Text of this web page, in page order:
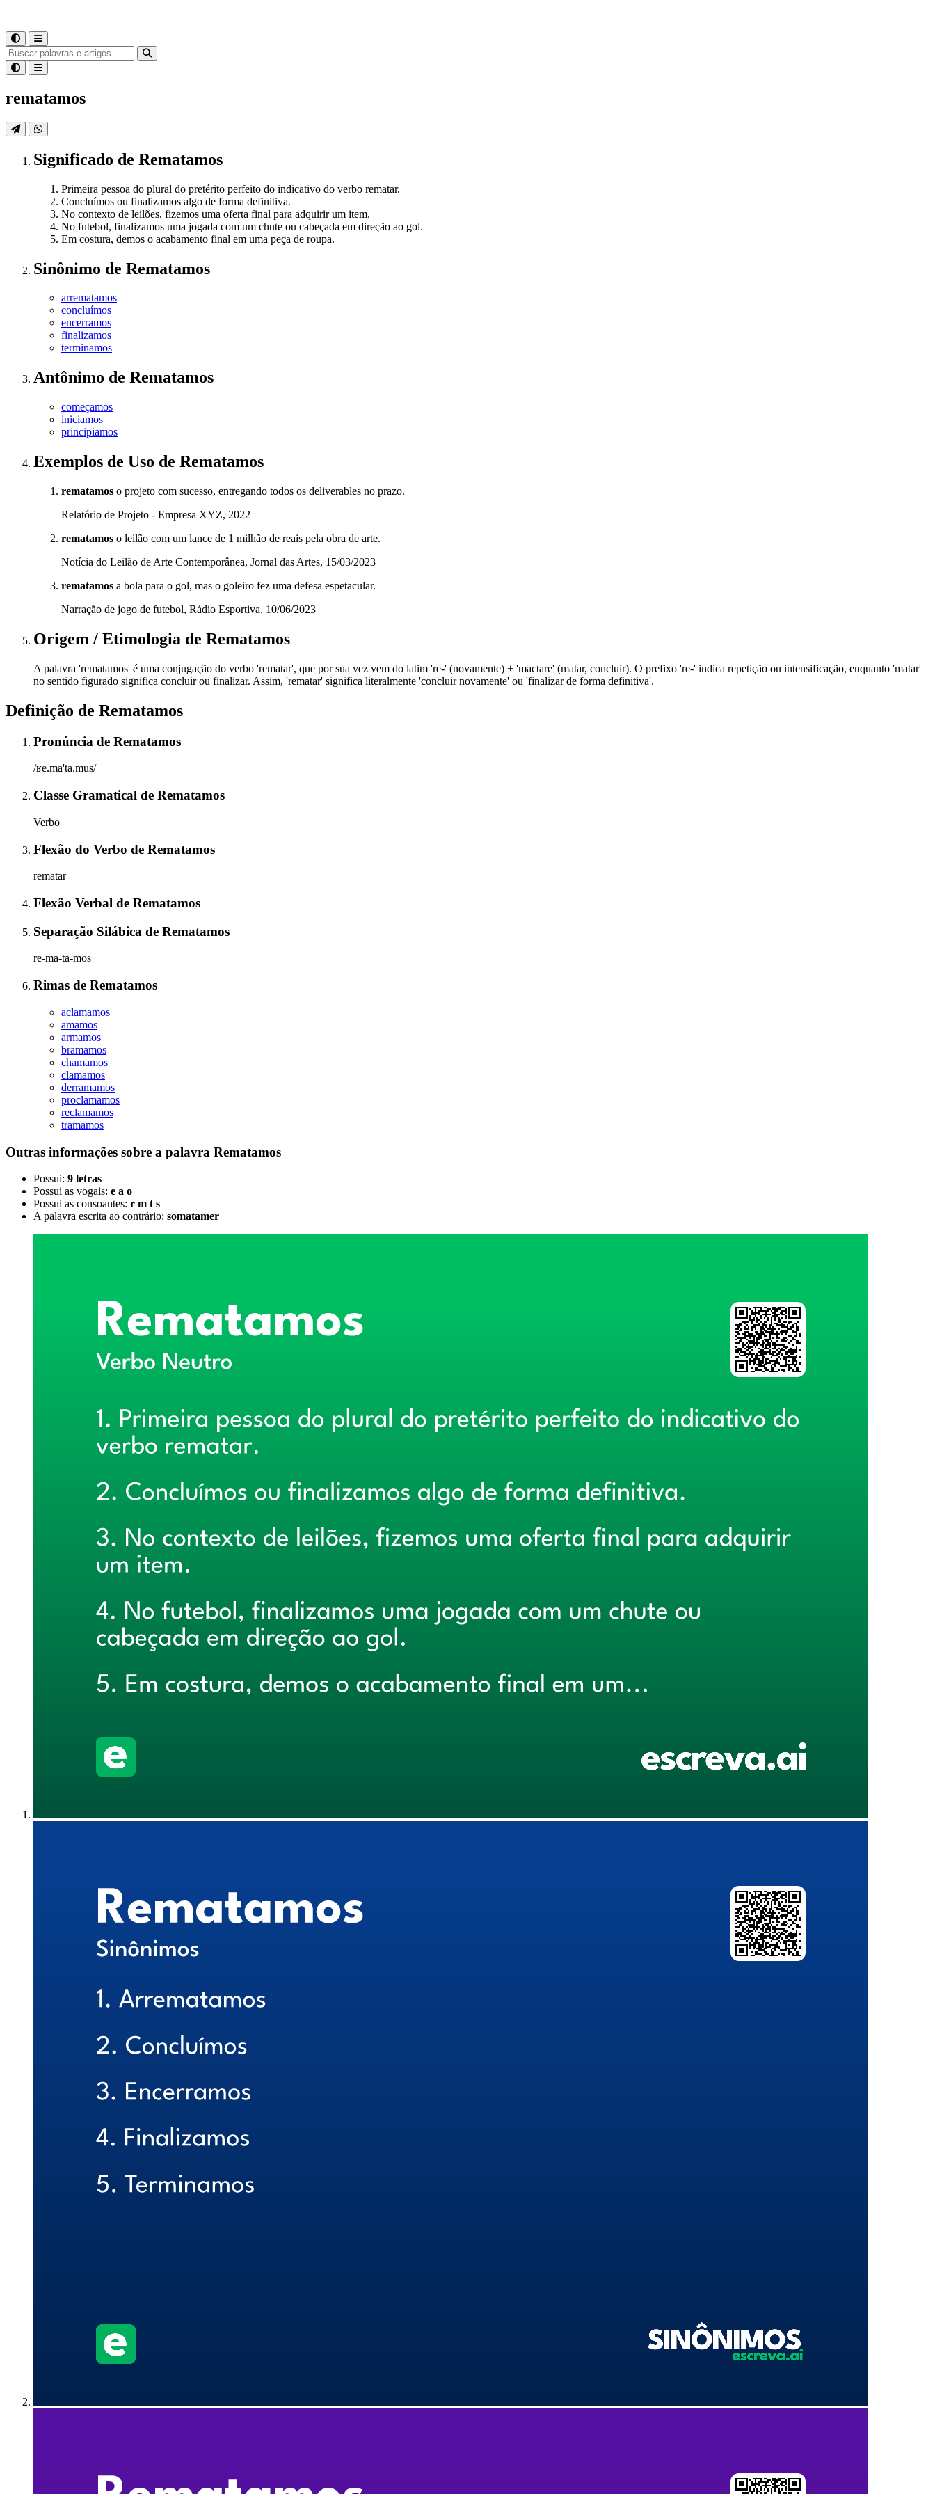
rematamos
Significado de Rematamos
Primeira pessoa do plural do pretérito perfeito do indicativo do verbo rematar.
Concluímos ou finalizamos algo de forma definitiva.
No contexto de leilões, fizemos uma oferta final para adquirir um item.
No futebol, finalizamos uma jogada com um chute ou cabeçada em direção ao gol.
Em costura, demos o acabamento final em uma peça de roupa.
Sinônimo de Rematamos
arrematamos
concluímos
encerramos
finalizamos
terminamos
Antônimo de Rematamos
começamos
iniciamos
principiamos
Exemplos de Uso de Rematamos
rematamos o projeto com sucesso, entregando todos os deliverables no prazo.
Relatório de Projeto - Empresa XYZ, 2022
rematamos o leilão com um lance de 1 milhão de reais pela obra de arte.
Notícia do Leilão de Arte Contemporânea, Jornal das Artes, 15/03/2023
rematamos a bola para o gol, mas o goleiro fez uma defesa espetacular.
Narração de jogo de futebol, Rádio Esportiva, 10/06/2023
Origem / Etimologia de Rematamos
A palavra 'rematamos' é uma conjugação do verbo 'rematar', que por sua vez vem do latim 're-' (novamente) + 'mactare' (matar, concluir). O prefixo 're-' indica repetição ou intensificação, enquanto 'matar'
no sentido figurado significa concluir ou finalizar. Assim, 'rematar' significa literalmente 'concluir novamente' ou 'finalizar de forma definitiva'.
Definição de Rematamos
Pronúncia de Rematamos
/ʁe.ma'ta.mus/
Classe Gramatical de Rematamos
Verbo
Flexão do Verbo de Rematamos
rematar
Flexão Verbal de Rematamos
Separação Silábica de Rematamos
re-ma-ta-mos
Rimas de Rematamos
aclamamos
amamos
armamos
bramamos
chamamos
clamamos
derramamos
proclamamos
reclamamos
tramamos
Outras informações sobre a palavra Rematamos
Possui: 9 letras
Possui as vogais: e a o
Possui as consoantes: r m t s
A palavra escrita ao contrário: somatamer